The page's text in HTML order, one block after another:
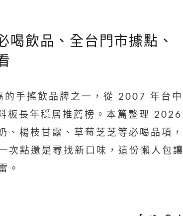
喝飲品、全台門市據點、
手搖飲品牌之一，從 2007 年台中
板長年穩居推薦榜。本篇整理 2026
楊枝甘露、草莓芝芝等必喝品項，
次點還是尋找新口味，這份懶人包讓
。